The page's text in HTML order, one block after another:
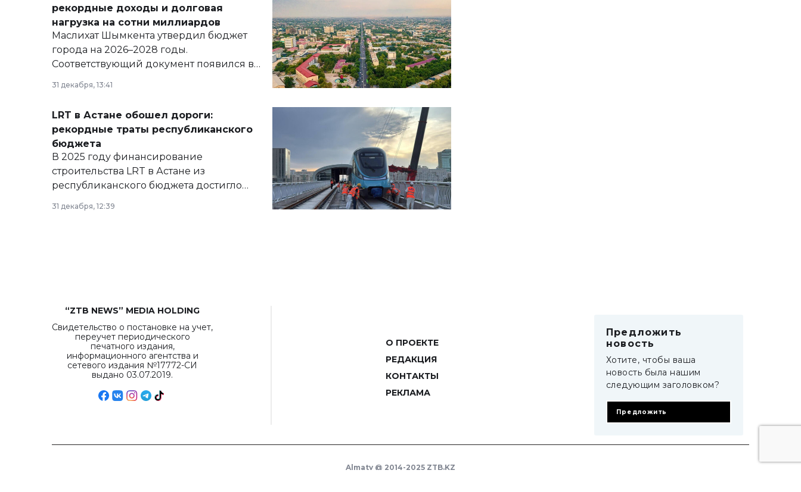
рекордные доходы и долговая
нагрузка на сотни миллиардов
Маслихат Шымкента утвердил бюджет
города на 2026–2028 годы.
Соответствующий документ появился в
базе нормативных правовых актов и на
сайте маслихат города.
31 декабря, 13:41
LRT в Астане обошел дороги:
рекордные траты республиканского
бюджета
В 2025 году финансирование
строительства LRT в Астане из
республиканского бюджета достигло
рекордных объемов.
31 декабря, 12:39
“ZTB NEWS” MEDIA HOLDING
Свидетельство о постановке на учет,
переучет периодического
печатного издания,
информационного агентства и
сетевого издания №17772-СИ
выдано 03.07.2019.
О ПРОЕКТЕ
РЕДАКЦИЯ
КОНТАКТЫ
РЕКЛАМА
Предложить
новость
Хотите, чтобы ваша
новость была нашим
следующим заголовком?
Предложить
Almaty @ 2014-2025 ZTB.KZ